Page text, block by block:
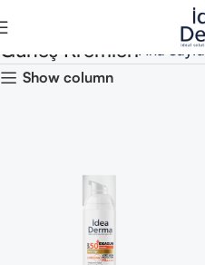
Güneş Kremleri Ana Sayfa
Show column